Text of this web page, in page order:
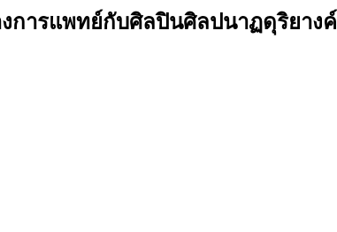
การแพทย์กับศิลปินศิลปนาฏดุริยางค์